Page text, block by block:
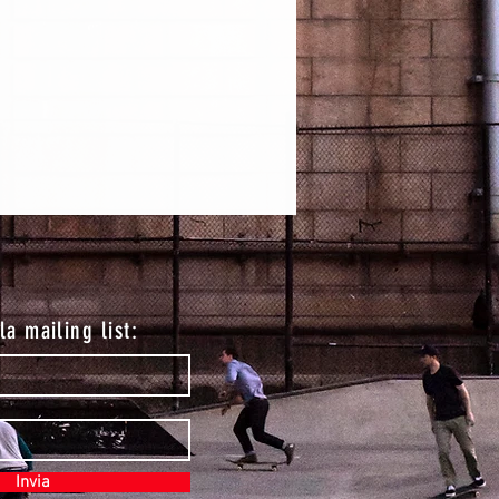
mailing list:
Invia